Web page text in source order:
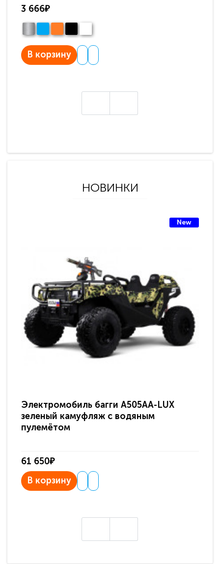
3 666₽
В корзину
НОВИНКИ
New
Электромобиль багги A505AA-LUX
зеленый камуфляж с водяным
пулемётом
61 650₽
В корзину